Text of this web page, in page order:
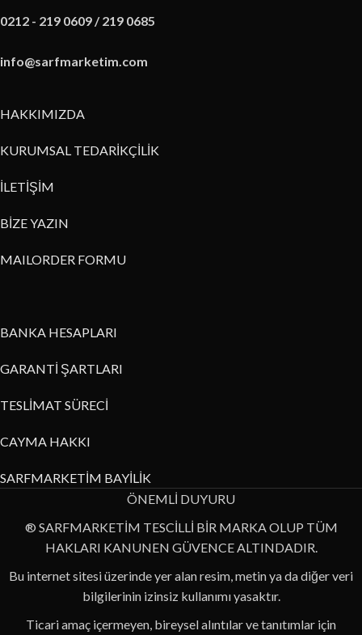
0212 - 219 0609 / 219 0685
info@sarfmarketim.com
HAKKIMIZDA
KURUMSAL TEDARİKÇİLİK
İLETİŞİM
BİZE YAZIN
MAILORDER FORMU
BANKA HESAPLARI
GARANTİ ŞARTLARI
TESLİMAT SÜRECİ
CAYMA HAKKI
SARFMARKETİM BAYİLİK
ÖNEMLİ DUYURU
® SARFMARKETİM TESCİLLİ BİR MARKA OLUP TÜM
HAKLARI KANUNEN GÜVENCE ALTINDADIR.
Bu internet sitesi üzerinde yer alan resim, metin ya da diğer veri
bilgilerinin izinsiz kullanımı yasaktır.
Ticari amaç içermeyen, bireysel alıntılar ve tanıtımlar için